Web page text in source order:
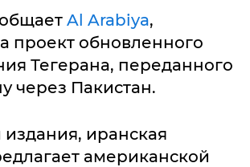
Al Arabiya,
проект обновленного
Тегерана, переданного
через Пакистан.
иранская
американской